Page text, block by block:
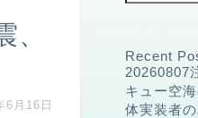
月16日
Recent
20260807
キュー空
体実装者